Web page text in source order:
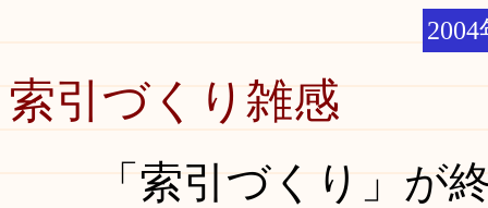
索引づくり雑感
「索引づくり」が